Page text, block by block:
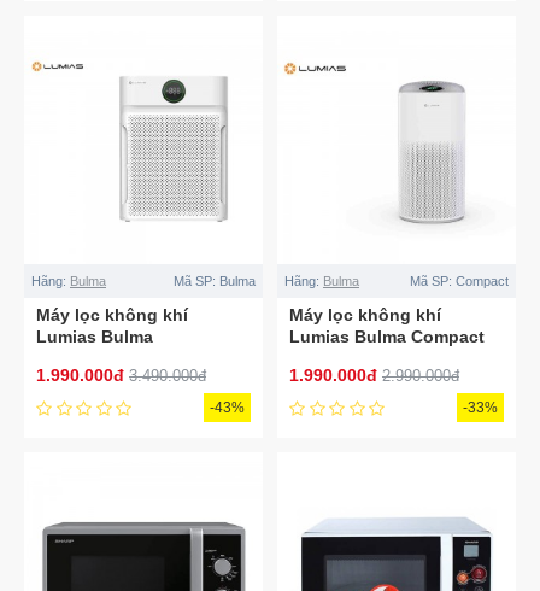
Hãng: Bulma Mã SP: Bulma
Máy lọc không khí
Lumias Bulma
1.990.000đ 3.490.000đ
-43%
Hãng: Bulma Mã SP: Compact
Máy lọc không khí
Lumias Bulma Compact
1.990.000đ 2.990.000đ
-33%